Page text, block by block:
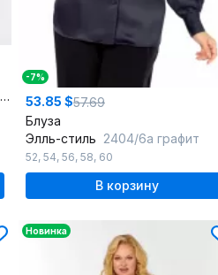
-7%
53.85 $57.69
Блуза
Элль-стиль 2404/6а графит
52, 54, 56, 58, 60
В корзину
Новинка